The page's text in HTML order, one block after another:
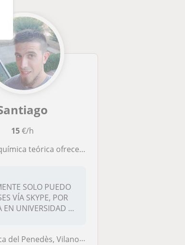
15€/h
teórica ofrece clases particulares
SOLO PUEDO
VÍA SKYPE, POR
EN UNIVERSIDAD DE
Vilanova I la Geltrú, Cubelles, El Vendrell, C...